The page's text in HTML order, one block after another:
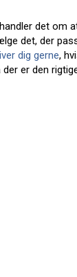
det om
det, der
dig gerne,
er den